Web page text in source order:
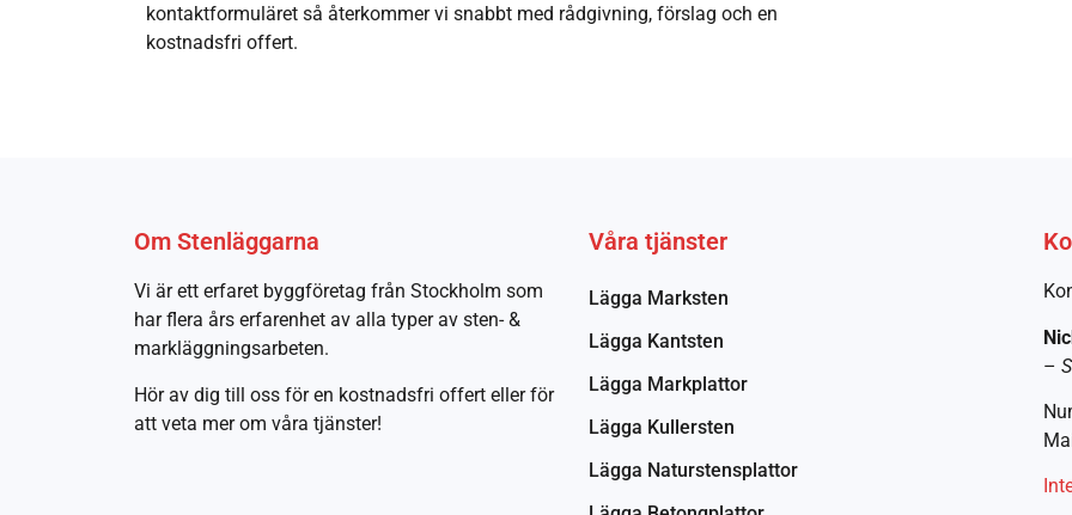
kontaktformuläret så återkommer vi snabbt med rådgivning, förslag och en
kostnadsfri offert.
Om Stenläggarna
Vi är ett erfaret byggföretag från Stockholm som
har flera års erfarenhet av alla typer av sten- &
markläggningsarbeten.
Hör av dig till oss för en kostnadsfri offert eller för
att veta mer om våra tjänster!
Våra tjänster
Lägga Marksten
Lägga Kantsten
Lägga Markplattor
Lägga Kullersten
Lägga Naturstensplattor
–